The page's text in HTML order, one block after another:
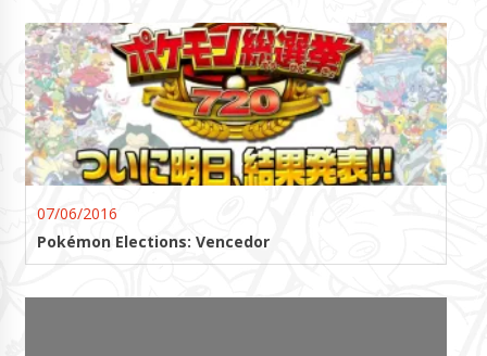
07/06/2016
Pokémon Elections: Vencedor